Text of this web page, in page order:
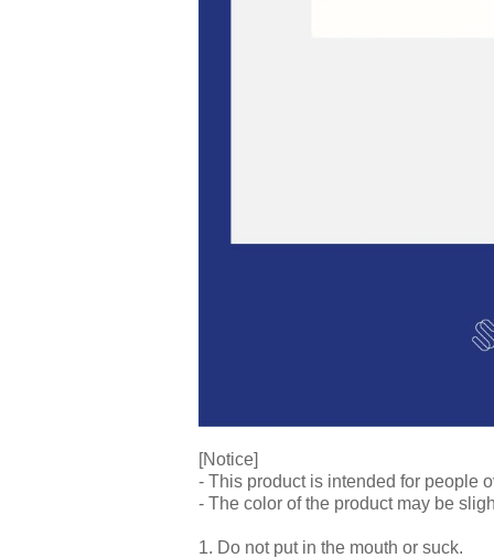
[Notice]
- This product is intended for people
- The color of the product may be
1. Do not put in the mouth or suck.